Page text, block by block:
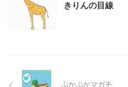
きりんの目線
ぷかぷかマガモ